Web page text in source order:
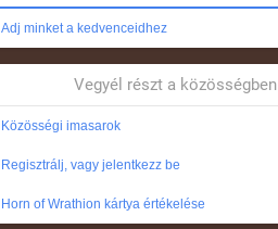
Adj minket a kedvenceidhez
Vegyél részt a közösségben
Közösségi imasarok
Regisztrálj, vagy jelentkezz be
Horn of Wrathion kártya értékelése